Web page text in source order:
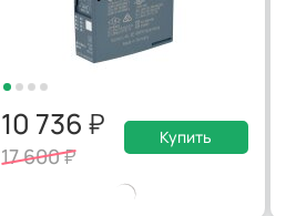
10 736
17 600
Купить